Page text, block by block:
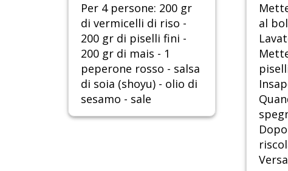
Per 4 persone: 200 gr
di vermicelli di riso -
200 gr di piselli fini -
200 gr di mais - 1
peperone rosso - salsa
di soia (shoyu) - olio di
sesamo - sale
al